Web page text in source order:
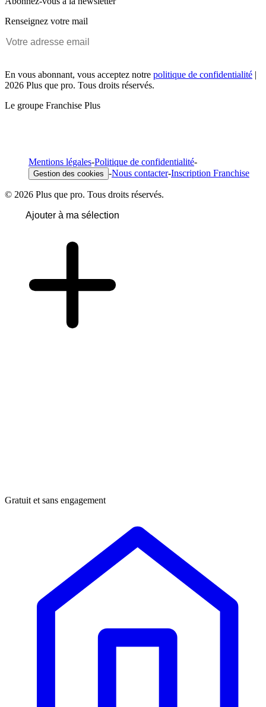
Renseignez votre mail
En vous abonnant, vous acceptez notre politique de confidentialité |
2026 Plus que pro. Tous droits réservés.
Le groupe Franchise Plus
Mentions légales-Politique de confidentialité-
Gestion des cookies -Nous contacter-Inscription Franchise
© 2026 Plus que pro. Tous droits réservés.
Ajouter à ma sélection
Gratuit et sans engagement